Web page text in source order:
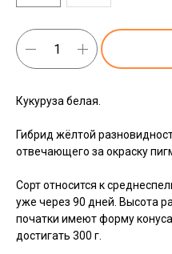
Кукуруза белая.
Гибрид жёлтой
отвечающего за окраску
Сорт относится к
уже через 90 дней. Высота
початки имеют форму
достигать 300 г.